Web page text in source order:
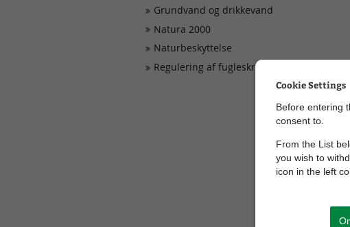
Grundvand og drikkevand
Natura 2000
Naturbeskyttelse
Regulering af fugleskræmmere
Cookie Settings
Before entering
consent to.
From the List
you wish to
icon in the left